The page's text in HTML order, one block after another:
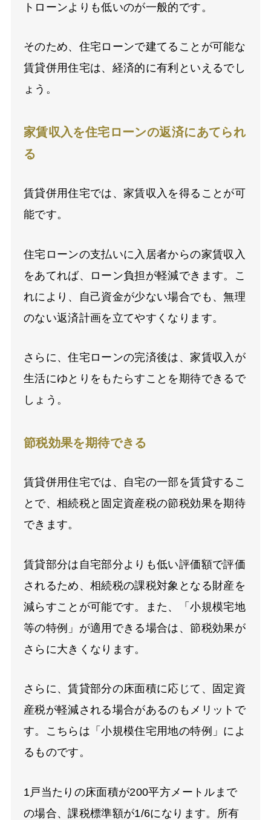
トローンよりも低いのが一般的です。
そのため、住宅ローンで建てることが可能な
賃貸併用住宅は、経済的に有利といえるでし
ょう。
家賃収入を住宅ローンの返済にあてられ
る
賃貸併用住宅では、家賃収入を得ることが可
能です。
住宅ローンの支払いに入居者からの家賃収入
をあてれば、ローン負担が軽減できます。こ
れにより、自己資金が少ない場合でも、無理
のない返済計画を立てやすくなります。
さらに、住宅ローンの完済後は、家賃収入が
生活にゆとりをもたらすことを期待できるで
しょう。
節税効果を期待できる
賃貸併用住宅では、自宅の一部を賃貸するこ
とで、相続税と固定資産税の節税効果を期待
できます。
賃貸部分は自宅部分よりも低い評価額で評価
されるため、相続税の課税対象となる財産を
減らすことが可能です。また、「小規模宅地
等の特例」が適用できる場合は、節税効果が
さらに大きくなります。
さらに、賃貸部分の床面積に応じて、固定資
産税が軽減される場合があるのもメリットで
す。こちらは「小規模住宅用地の特例」によ
るものです。
1戸当たりの床面積が200平方メートルまで
の場合、課税標準額が1/6になります。所有